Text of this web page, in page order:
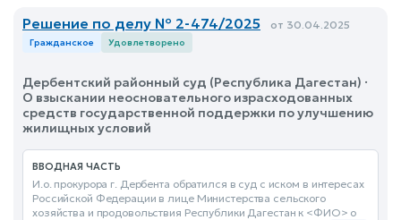
Решение по делу № 2-474/2025 от 30.04.2025
Гражданское Удовлетворено
Дербентский районный суд (Республика Дагестан) ·
О взыскании неосновательного израсходованных
средств государственной поддержки по улучшению
жилищных условий
ВВОДНАЯ ЧАСТЬ
И.о. прокурора г. Дербента обратился в суд с иском в интересах
Российской Федерации в лице Министерства сельского
хозяйства и продовольствия Республики Дагестан к <ФИО> о